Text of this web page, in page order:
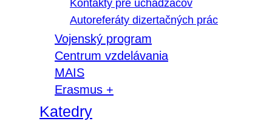
Kontakty pre uchádzačov
Autoreferáty dizertačných prác
Vojenský program
Centrum vzdelávania
MAIS
Erasmus +
Katedry